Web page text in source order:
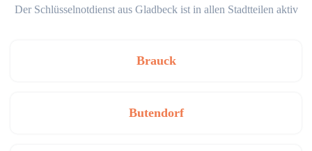
Der Schlüsselnotdienst aus Gladbeck ist in allen Stadtteilen aktiv
Brauck
Butendorf